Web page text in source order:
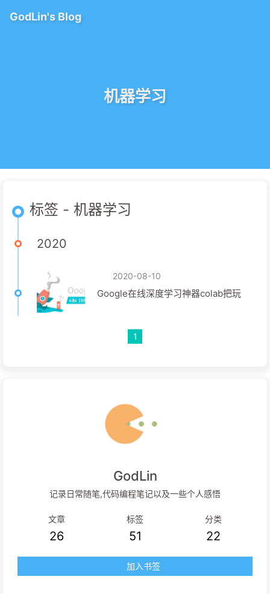
GodLin's Blog
机器学习
标签 - 机器学习
2020
2020-08-10
Google在线深度学习神器colab把玩
1
GodLin
记录日常随笔,代码编程笔记以及一些个人感悟
文章
26
标签
51
分类
22
加入书签